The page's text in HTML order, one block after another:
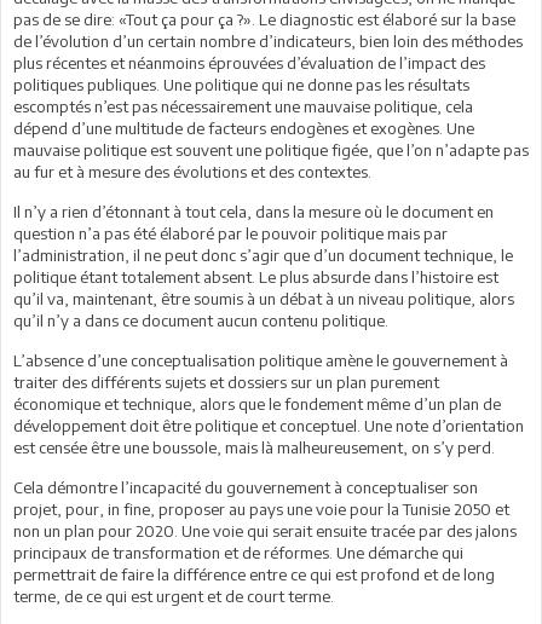
pas de se dire: «Tout ça pour ça ?». Le diagnostic est élaboré sur la base
de l’évolution d’un certain nombre d’indicateurs, bien loin des méthodes
plus récentes et néanmoins éprouvées d’évaluation de l’impact des
politiques publiques. Une politique qui ne donne pas les résultats
escomptés n’est pas nécessairement une mauvaise politique, cela
dépend d’une multitude de facteurs endogènes et exogènes. Une
mauvaise politique est souvent une politique figée, que l’on n’adapte pas
au fur et à mesure des évolutions et des contextes.
Il n’y a rien d’étonnant à tout cela, dans la mesure où le document en
question n’a pas été élaboré par le pouvoir politique mais par
l’administration, il ne peut donc s’agir que d’un document technique, le
politique étant totalement absent. Le plus absurde dans l’histoire est
qu’il va, maintenant, être soumis à un débat à un niveau politique, alors
qu’il n’y a dans ce document aucun contenu politique.
L’absence d’une conceptualisation politique amène le gouvernement à
traiter des différents sujets et dossiers sur un plan purement
économique et technique, alors que le fondement même d’un plan de
développement doit être politique et conceptuel. Une note d’orientation
est censée être une boussole, mais là malheureusement, on s’y perd.
Cela démontre l’incapacité du gouvernement à conceptualiser son
projet, pour, in fine, proposer au pays une voie pour la Tunisie 2050 et
non un plan pour 2020. Une voie qui serait ensuite tracée par des jalons
principaux de transformation et de réformes. Une démarche qui
permettrait de faire la différence entre ce qui est profond et de long
terme, de ce qui est urgent et de court terme.